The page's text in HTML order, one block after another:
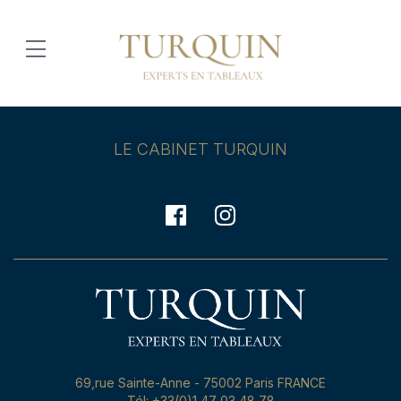
LE CABINET TURQUIN
69,rue Sainte-Anne - 75002 Paris FRANCE